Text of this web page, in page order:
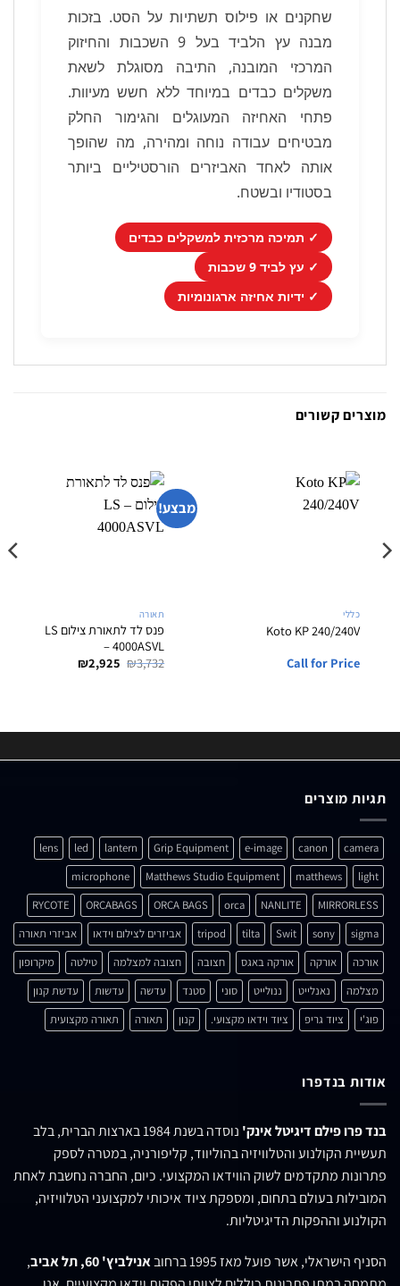
שחקנים או פילוס תשתיות על הסט. בזכות
מבנה עץ הלביד בעל 9 השכבות והחיזוק
המרכזי המובנה, התיבה מסוגלת לשאת
משקלים כבדים במיוחד ללא חשש מעיוות.
פתחי האחיזה המעוגלים והגימור החלק
מבטיחים עבודה נוחה ומהירה, מה שהופך
אותה לאחד האביזרים הורסטיליים ביותר
בסטודיו ובשטח.
✓ תמיכה מרכזית למשקלים כבדים
✓ עץ לביד 9 שכבות
✓ ידיות אחיזה ארגונומיות
Koto KP 240/
Call for
פנס לד לתאורת צילום LS
המחיר
המקורי
₪2,925 המחיר
הנוכחי
canon
e-image
Grip Equipment
lantern
led
lens
matthews
Matthews Studio Equipment
microphone
NANLITE
orca
ORCA BAGS
ORCABAGS
RYCOTE
sony
Swit
tilta
tripod אביזרים לצילום וידאו
אביזרי תאורה
אורקה
אורקה באגס חצובה חצובה למצלמה טילטה
מיקרופון
נאנלייט
ננולייט סוני סטנד עדשה עדשות
עדשת קנון
ציוד גריפ
ציוד וידאו מקצועי. קנון תאורה תאורה מקצועית
דיגיטל אינק'
נוסדה בשנת 1984 בארצות הברית, בלב
והטלוויזיה בהוליווד, קליפורניה, במטרה לספק
מתקדמים לשוק הווידאו המקצועי. כיום, החברה נחשבת לאחת
בעולם בתחום, ומספקת ציוד איכותי למקצועני הטלוויזיה,
הדיגיטליות.
אשר פועל מאז 1995 ברחוב אנילביץ' 60, תל אביב
,